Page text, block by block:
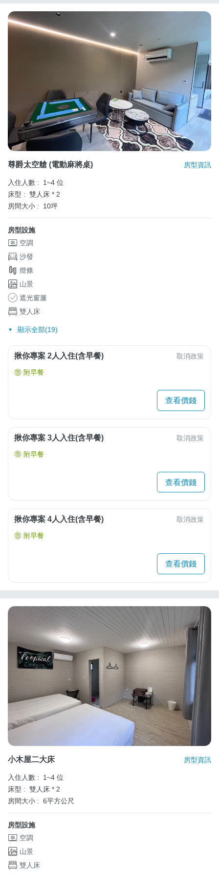
尊爵太空艙 (電動麻將桌) 房型資訊
入住人數 :
1~4 位
床型 : 雙人床 * 2
房間大小 :
10坪
房型設施
空調
沙發
燈條
山景
遮光窗簾
雙人床
顯示全部(19)
揪你專案 2人入住(含早餐) 取消政策
附早餐
查看價錢
揪你專案 3人入住(含早餐) 取消政策
附早餐
查看價錢
揪你專案 4人入住(含早餐) 取消政策
附早餐
查看價錢
小木屋二大床 房型資訊
入住人數 :
1~4 位
床型 : 雙人床 * 2
房間大小 : 6平方公尺
房型設施
空調
山景
雙人床